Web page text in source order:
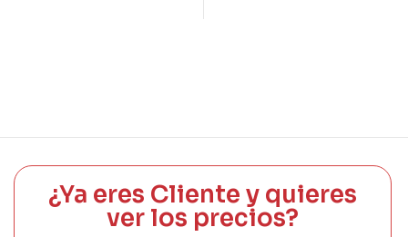
¿Ya eres Cliente y quieres
ver los precios?